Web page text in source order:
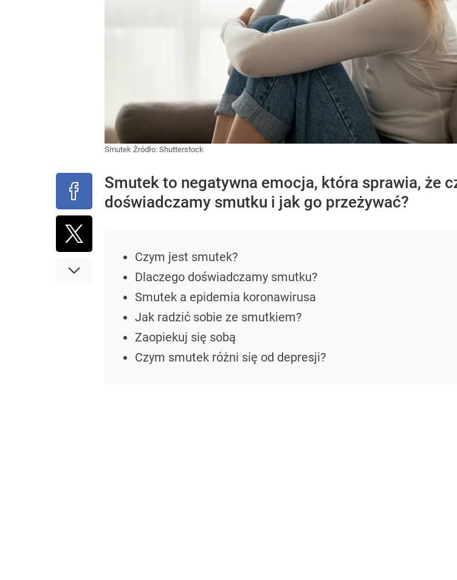
Smutek Źródło: Shutterstock
Smutek to negatywna emocja, która sprawia, że
doświadczamy smutku i jak go przeżywać?
Czym jest smutek?
Dlaczego doświadczamy smutku?
Smutek a epidemia koronawirusa
Jak radzić sobie ze smutkiem?
Zaopiekuj się sobą
Czym smutek różni się od depresji?